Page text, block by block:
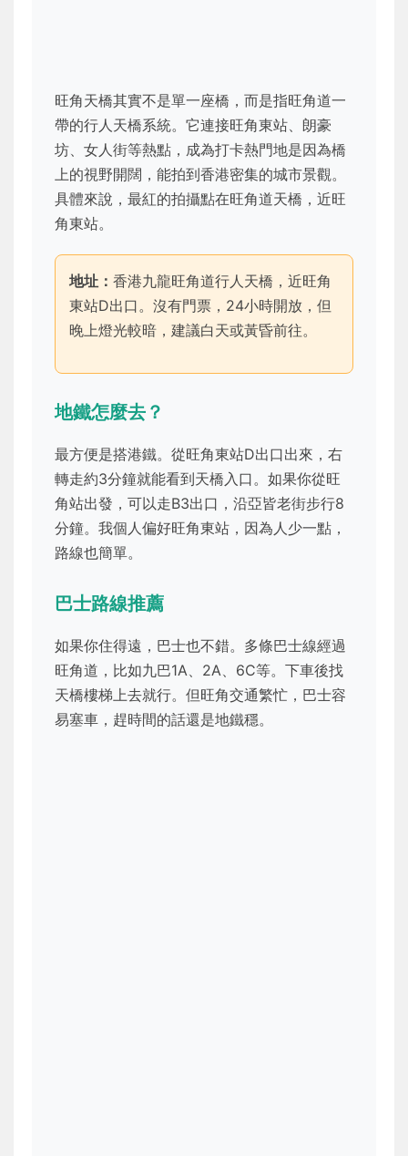
旺角天橋其實不是單一座橋，而是指旺角道一
帶的行人天橋系統。它連接旺角東站、朗豪
坊、女人街等熱點，成為打卡熱門地是因為橋
上的視野開闊，能拍到香港密集的城市景觀。
具體來說，最紅的拍攝點在旺角道天橋，近旺
角東站。
地址： 香港九龍旺角道行人天橋，近旺角
東站D出口。沒有門票，24小時開放，但
晚上燈光較暗，建議白天或黃昏前往。
地鐵怎麼去？
最方便是搭港鐵。從旺角東站D出口出來，右
轉走約3分鐘就能看到天橋入口。如果你從旺
角站出發，可以走B3出口，沿亞皆老街步行8
分鐘。我個人偏好旺角東站，因為人少一點，
路線也簡單。
巴士路線推薦
如果你住得遠，巴士也不錯。多條巴士線經過
旺角道，比如九巴1A、2A、6C等。下車後找
天橋樓梯上去就行。但旺角交通繁忙，巴士容
易塞車，趕時間的話還是地鐵穩。